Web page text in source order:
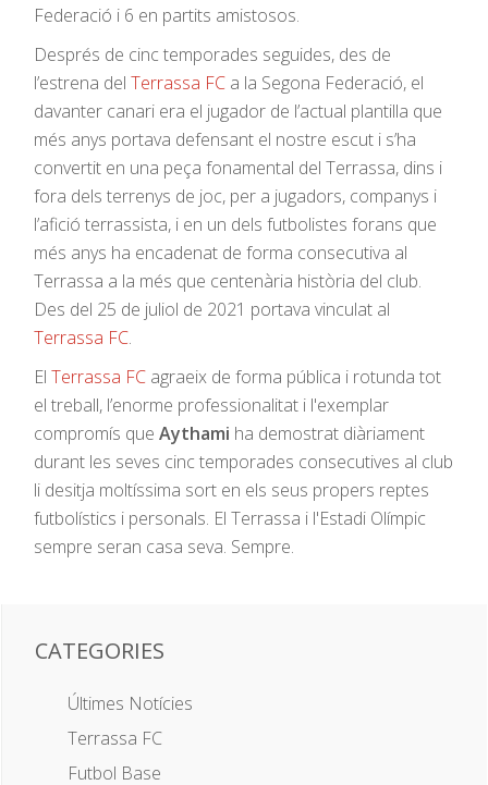
Federació i 6 en partits amistosos.
Després de cinc temporades seguides, des de
l’estrena del Terrassa FC a la Segona Federació, el
davanter canari era el jugador de l’actual plantilla que
més anys portava defensant el nostre escut i s’ha
convertit en una peça fonamental del Terrassa, dins i
fora dels terrenys de joc, per a jugadors, companys i
l’afició terrassista, i en un dels futbolistes forans que
més anys ha encadenat de forma consecutiva al
Terrassa a la més que centenària història del club.
Des del 25 de juliol de 2021 portava vinculat al
Terrassa FC.
El Terrassa FC agraeix de forma pública i rotunda tot
el treball, l’enorme professionalitat i l'exemplar
compromís que Aythami ha demostrat diàriament
durant les seves cinc temporades consecutives al club
li desitja moltíssima sort en els seus propers reptes
futbolístics i personals. El Terrassa i l'Estadi Olímpic
sempre seran casa seva. Sempre.
CATEGORIES
Últimes Notícies
Terrassa FC
Futbol Base